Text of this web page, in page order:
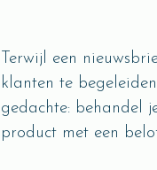
Terwijl een
klanten te
gedachte: behandel
product met een